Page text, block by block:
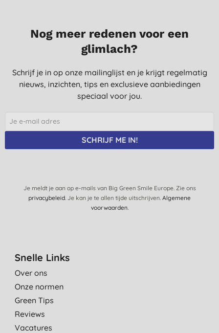
Nog meer redenen voor een
glimlach?
Schrijf je in op onze mailinglijst en je krijgt regelmatig
nieuws, inzichten, tips en exclusieve aanbiedingen
speciaal voor jou.
SCHRIJF ME IN!
Je meldt je aan op e-mails van Big Green Smile Europe. Zie ons
privacybeleid. Je kan je te allen tijde uitschrijven. Algemene
voorwaarden.
Snelle Links
Over ons
Onze normen
Green Tips
Reviews
Vacatures